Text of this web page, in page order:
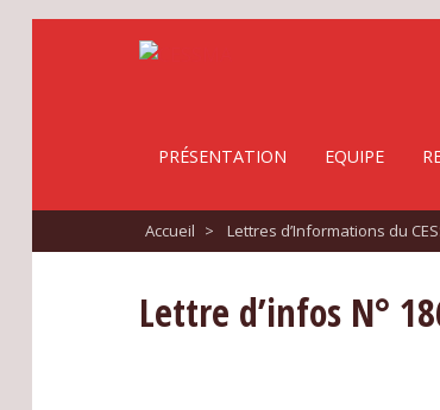
PRÉSENTATION EQUIPE
Accueil > Lettres d’Informations du
Lettre d’infos N°